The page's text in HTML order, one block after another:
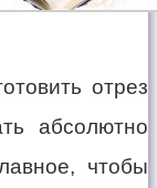
отрез
абсолютно
чтобы